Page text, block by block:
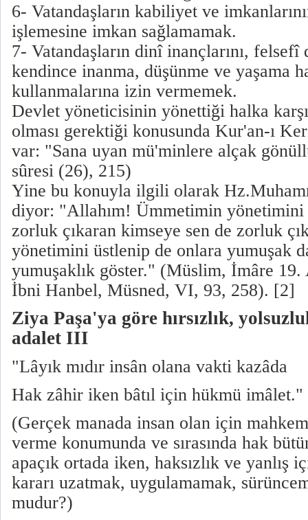
6- Vatandaşların kabiliyet ve
işlemesine imkan sağlamamak.
7- Vatandaşların dinî inançlarını,
kendince inanma, düşünme ve yaşama
kullanmalarına izin vermemek.
Devlet yöneticisinin yönettiği halka
olması gerektiği konusunda Kur'an-ı
var: "Sana uyan mü'minlere alçak
sûresi (26), 215)
Yine bu konuyla ilgili olarak
diyor: "Allahım! Ümmetimin yönetimini
zorluk çıkaran kimseye sen de zorluk
yönetimini üstlenip de onlara yumuşak
yumuşaklık göster." (Müslim, İmâre 19.
İbni Hanbel, Müsned, VI, 93, 258). [2]
Ziya Paşa'ya göre hırsızlık,
adalet III
"Lâyık mıdır insân olana vakti kazâda
Hak zâhir iken bâtıl için hükmü imâlet."
(Gerçek manada insan olan için
verme konumunda ve sırasında hak
apaçık ortada iken, haksızlık ve yanlış
kararı uzatmak, uygulamamak,
mudur?)